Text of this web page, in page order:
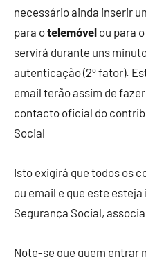
necessário ainda inserir
para otelemóvel ou para o
servirá durante uns
autenticação (2º fator).
email terão assim de
contacto oficial do
Social
Isto exigirá que todos os
ou email e que este
Segurança Social,
Note-se que quem entrar